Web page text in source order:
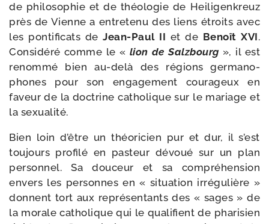
de phi­lo­so­phie et de théo­lo­gie de Heiligenkreuz
près de Vienne a entre­te­nu des liens étroits avec
les pon­ti­fi­cats de Jean-​Paul II et de Benoît XVI.
Considéré comme le « lion de Salzbourg », il est
renom­mé bien au-​delà des régions ger­ma­no­
phones pour son enga­ge­ment cou­ra­geux en
faveur de la doc­trine catho­lique sur le mariage et
la sexualité.
Bien loin d’être un théo­ri­cien pur et dur, il s’est
tou­jours pro­fi­lé en pas­teur dévoué sur un plan
per­son­nel. Sa dou­ceur et sa com­pré­hen­sion
envers les per­sonnes en « situa­tion irré­gu­lière »
donnent tort aux repré­sen­tants des « sages » de
la morale catho­lique qui le qua­li­fient de pha­ri­sien